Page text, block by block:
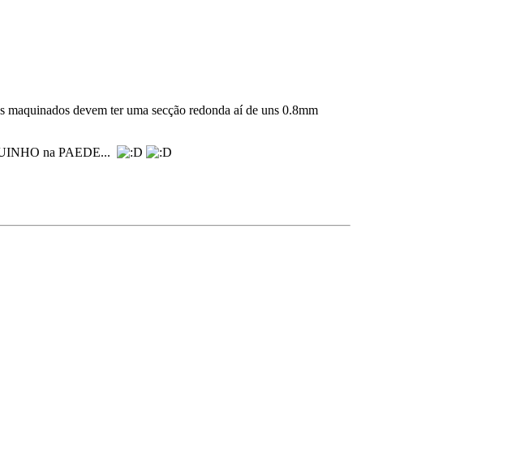
maquinados devem ter uma secção redonda aí de uns 0.8mm
na PAEDE...